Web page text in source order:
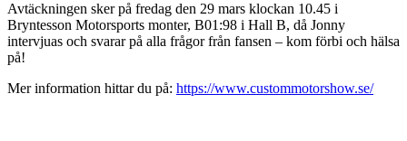
Avtäckningen sker på fredag den 29 mars klockan 10.45 i
Bryntesson Motorsports monter, B01:98 i Hall B, då Jonny
intervjuas och svarar på alla frågor från fansen – kom förbi och hälsa
på!
Mer information hittar du på: https://www.custommotorshow.se/